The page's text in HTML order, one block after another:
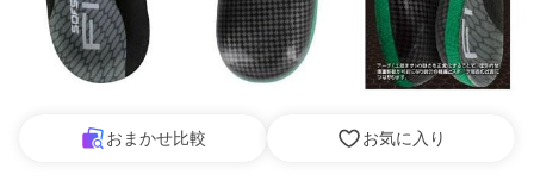
おまかせ比較 お気に入り